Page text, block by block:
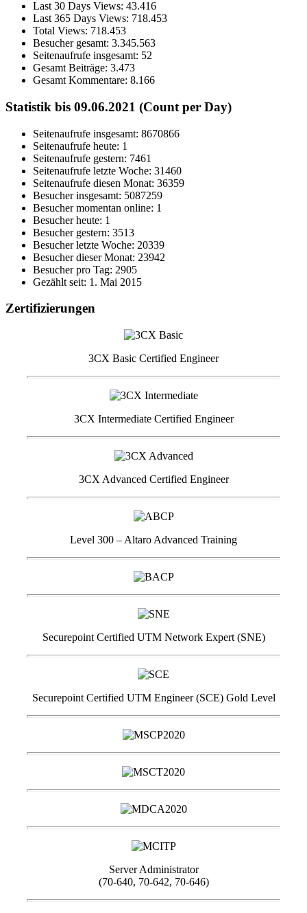
Last 30 Days Views: 43.416
Last 365 Days Views: 718.453
Total Views: 718.453
Besucher gesamt: 3.345.563
Seitenaufrufe insgesamt: 52
Gesamt Beiträge: 3.473
Gesamt Kommentare: 8.166
Statistik bis 09.06.2021 (Count per Day)
Seitenaufrufe insgesamt: 8670866
Seitenaufrufe heute: 1
Seitenaufrufe gestern: 7461
Seitenaufrufe letzte Woche: 31460
Seitenaufrufe diesen Monat: 36359
Besucher insgesamt: 5087259
Besucher momentan online: 1
Besucher heute: 1
Besucher gestern: 3513
Besucher letzte Woche: 20339
Besucher dieser Monat: 23942
Besucher pro Tag: 2905
Gezählt seit: 1. Mai 2015
Zertifizierungen
3CX Basic Certified Engineer
3CX Intermediate Certified Engineer
3CX Advanced Certified Engineer
Level 300 – Altaro Advanced Training
Securepoint Certified UTM Network Expert (SNE)
Securepoint Certified UTM Engineer (SCE) Gold Level
Server Administrator
(70-640, 70-642, 70-646)